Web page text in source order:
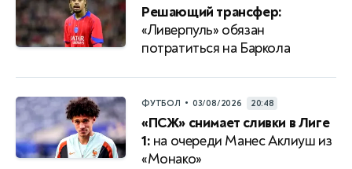
Решающий трансфер:
«Ливерпуль» обязан
потратиться на Баркола
ФУТБОЛ • 03/08/2026 20:48
«ПСЖ» снимает сливки в Лиге
1: на очереди Манес Аклиуш из
«Монако»